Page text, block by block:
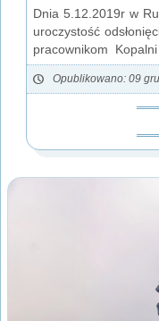
Dnia 5.12.2019r w
uroczystość
pracownikom
Opublikowano: 09